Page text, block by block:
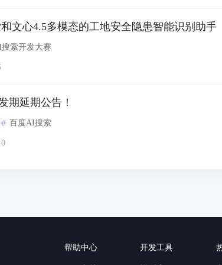
文心4.5多模态的工地安全隐患智能识别助手
索开发大赛
期延期公告！
百度AI搜索
0
帮助中心 开发工具